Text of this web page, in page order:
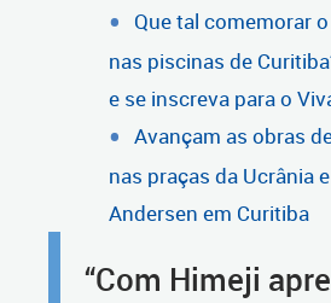
Que tal comemorar
nas piscinas de
e se inscreva para o
Avançam as obras
nas praças da Ucrânia
Andersen em Curitiba
“Com Himeji